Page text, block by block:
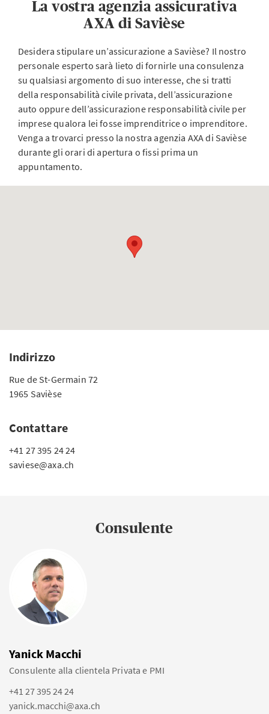
La vostra agenzia assicurativa
AXA di Savièse
Desidera stipulare un’assicurazione a Savièse? Il nostro
personale esperto sarà lieto di fornirle una consulenza
su qualsiasi argomento di suo interesse, che si tratti
della responsabilità civile privata, dell’assicurazione
auto oppure dell’assicurazione responsabilità civile per
imprese qualora lei fosse imprenditrice o imprenditore.
Venga a trovarci presso la nostra agenzia AXA di Savièse
durante gli orari di apertura o fissi prima un
appuntamento.
Indirizzo
Rue de St-Germain 72
1965 Savièse
Contattare
+41 27 395 24 24
saviese@axa.ch
Consulente
Yanick Macchi
Consulente alla clientela Privata e PMI
+41 27 395 24 24
yanick.macchi@axa.ch